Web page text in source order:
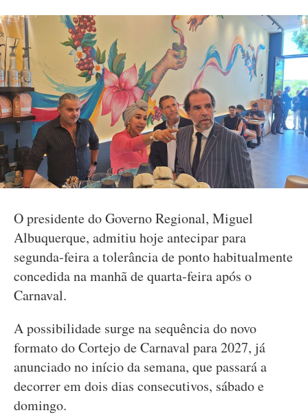
O presidente do Governo Regional, Miguel
Albuquerque, admitiu hoje antecipar para
segunda-feira a tolerância de ponto habitualmente
concedida na manhã de quarta-feira após o
Carnaval.
A possibilidade surge na sequência do novo
formato do Cortejo de Carnaval para 2027, já
anunciado no início da semana, que passará a
decorrer em dois dias consecutivos, sábado e
domingo.